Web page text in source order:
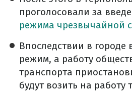
проголосовали за
режима чрезвычайной
Впоследствии в
режим, а работу
транспорта
будут возить на работу